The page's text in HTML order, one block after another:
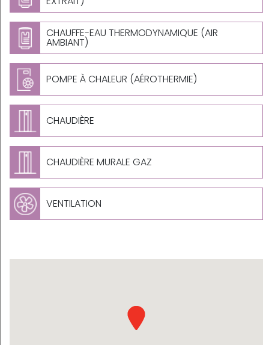
CHAUFFE-EAU THERMODYNAMIQUE (AIR
AMBIANT)
POMPE À CHALEUR (AÉROTHERMIE)
CHAUDIÈRE
CHAUDIÈRE MURALE GAZ
VENTILATION